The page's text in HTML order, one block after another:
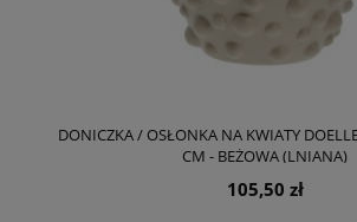
DONICZKA / OSŁONKA NA KWIATY
CM - BEŻOWA (LNIANA)
105,50 zł